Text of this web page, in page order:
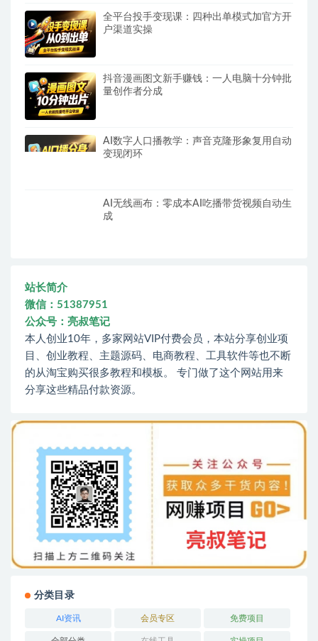
全平台投手变现课：四种出单模式加官方开
户渠道实操
抖音漫画图文新手赚钱：一人电脑十分钟批
量创作者分成
AI数字人口播教学：声音克隆形象复用自动
变现闭环
AI无线画布：零成本AI吃播带货视频自动生
成
站长简介
微信：51387951
公众号：亮叔笔记
本人创业10年，多家网站VIP付费会员，本站分享创业项
目、创业教程、主题源码、电商教程、工具软件等也不断
的从淘宝购买很多教程和模板。 专门做了这个网站用来
分享这些精品付款资源。
分类目录
AI资讯 会员专区 免费项目